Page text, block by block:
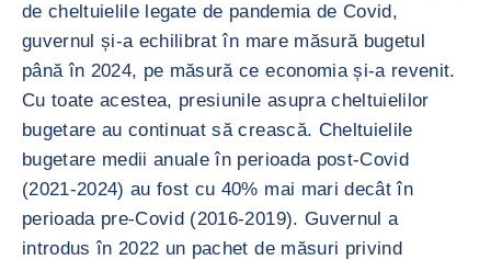
de cheltuielile legate de pandemia de Covid,
guvernul și-a echilibrat în mare măsură bugetul
până în 2024, pe măsură ce economia și-a revenit.
Cu toate acestea, presiunile asupra cheltuielilor
bugetare au continuat să crească. Cheltuielile
bugetare medii anuale în perioada post-Covid
(2021-2024) au fost cu 40% mai mari decât în
perioada pre-Covid (2016-2019). Guvernul a
introdus în 2022 un pachet de măsuri privind